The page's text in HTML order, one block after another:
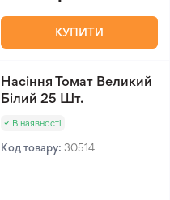
КУПИТИ
Насіння Томат Великий
Білий 25 Шт.
В наявності
Код товару: 30514